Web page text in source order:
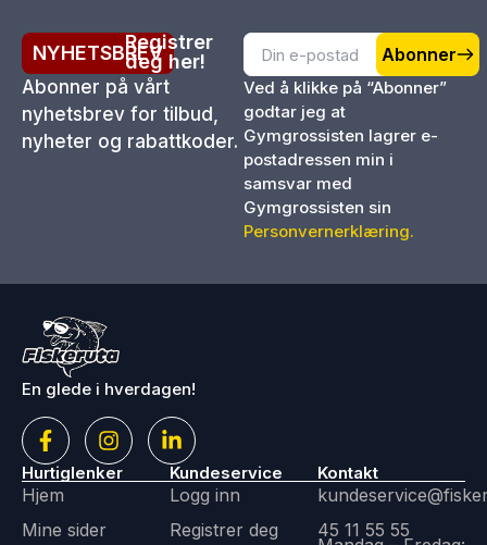
NYHETSBREVRegistrer
deg her!
Abonner på vårt
nyhetsbrev for tilbud,
nyheter og rabattkoder.
Abonner
Ved å klikke på “Abonner”
godtar jeg at
Gymgrossisten lagrer e-
postadressen min i
samsvar med
Gymgrossisten sin
Personvernerklæring.
En glede i hverdagen!
Hurtiglenker
Hjem
Mine sider
Kundeservice
Logg inn
Registrer deg
Kontakt
45 11 55 55